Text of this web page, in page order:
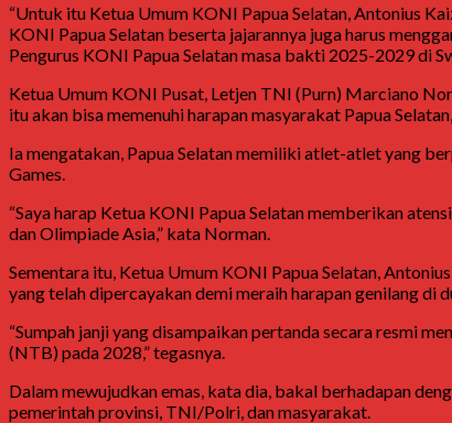
“Untuk itu Ketua Umum KONI Papua Selatan, Antonius
KONI Papua Selatan beserta jajarannya juga harus
Pengurus KONI Papua Selatan masa bakti 2025-2029 di
Ketua Umum KONI Pusat, Letjen TNI (Purn) Marciano
itu akan bisa memenuhi harapan masyarakat Papua
Ia mengatakan, Papua Selatan memiliki atlet-atlet yang
Games.
“Saya harap Ketua KONI Papua Selatan memberikan
dan Olimpiade Asia,” kata Norman.
Sementara itu, Ketua Umum KONI Papua Selatan,
yang telah dipercayakan demi meraih harapan genilang di
“Sumpah janji yang disampaikan pertanda secara resmi
(NTB) pada 2028,” tegasnya.
Dalam mewujudkan emas, kata dia, bakal berhadapan
pemerintah provinsi, TNI/Polri, dan masyarakat.